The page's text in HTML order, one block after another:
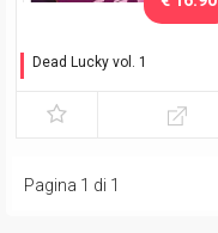
Dead Lucky vol. 1
Pagina 1 di 1